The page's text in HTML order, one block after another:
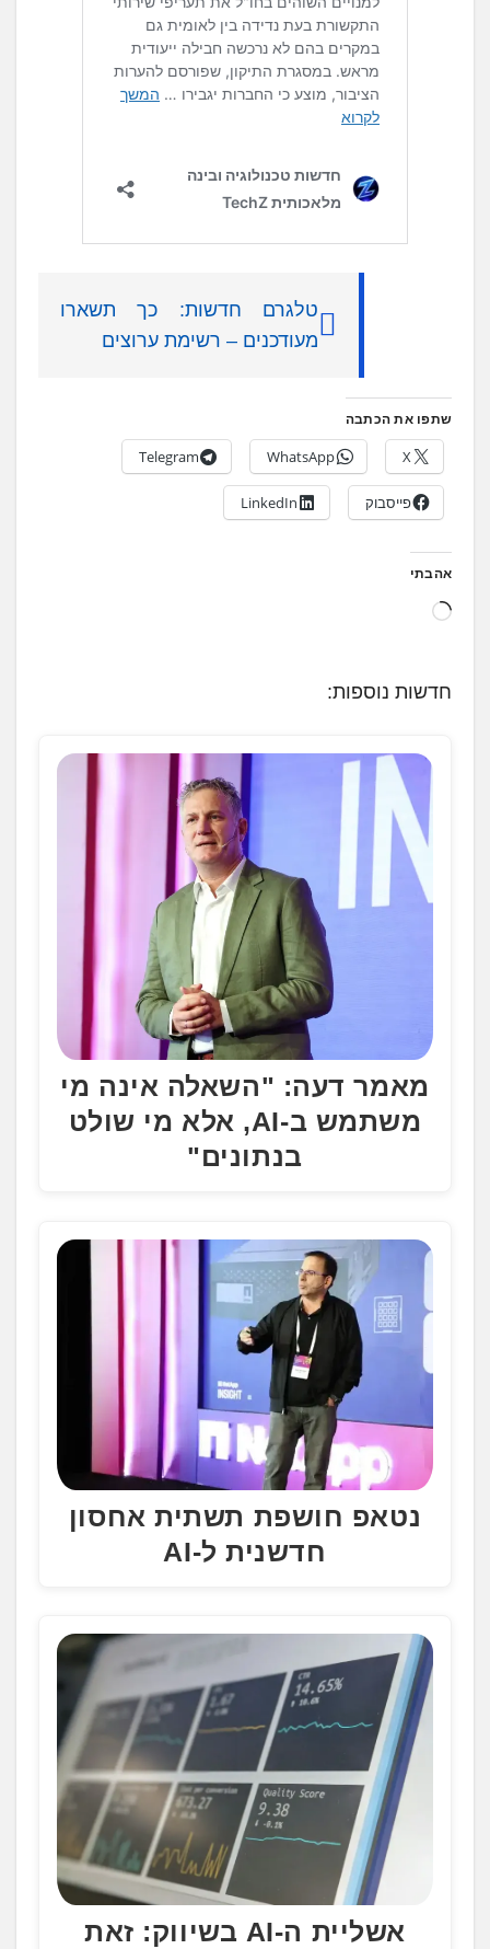
טלגרם חדשות: כך תשארו
מעודכנים – רשימת ערוצים
שתפו את הכתבה
X
WhatsApp
Telegram
פייסבוק LinkedIn
אהבתי
ט
.
.
חדשות נוספות:
מאמר דעה: "השאלה אינה מי
משתמש ב-AI, אלא מי שולט
בנתונים"
נטאפ חושפת תשתית אחסון
חדשנית ל-AI
אשליית ה-AI בשיווק: זאת